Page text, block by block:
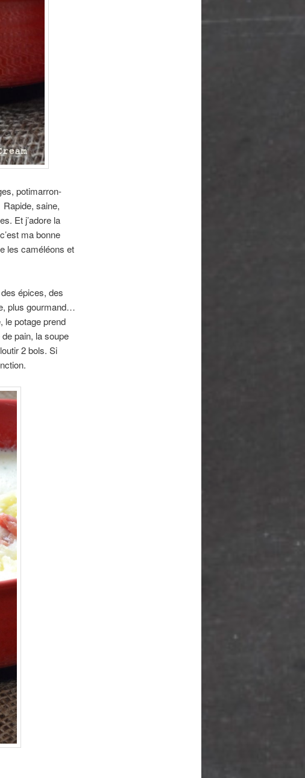
potimarron-
saine,
Et j’adore la
ma bonne
les caméléons et
épices, des
plus gourmand…
le potage prend
pain, la soupe
2 bols. Si